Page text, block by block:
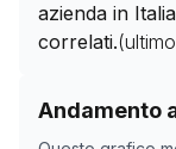
azienda in
correlati.
Andamento
Storico